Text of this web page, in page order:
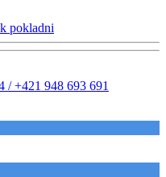
pokladni
/ +421 948 693 691